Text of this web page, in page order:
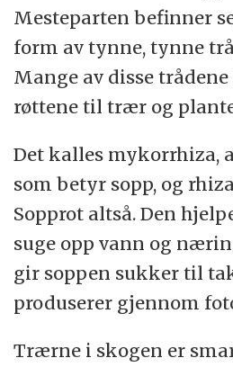
Mesteparten befinner
form av tynne, tynne
Mange av disse
røttene til trær og
Det kalles mykorrhiza,
som betyr sopp, og
Sopprot altså. Den
suge opp vann og
gir soppen sukker til
produserer gjennom
Trærne i skogen er